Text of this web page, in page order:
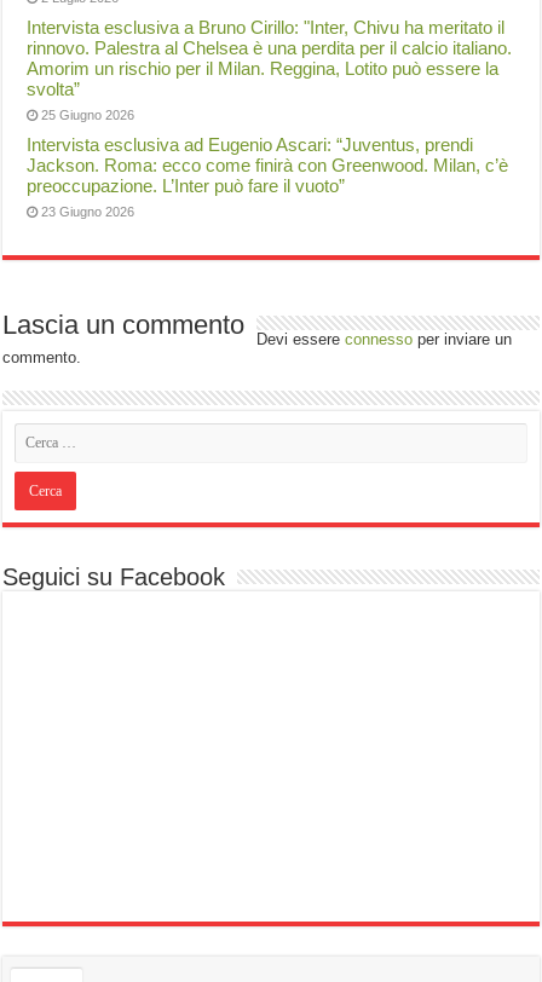
Intervista esclusiva a Bruno Cirillo: "Inter, Chivu ha meritato il
rinnovo. Palestra al Chelsea è una perdita per il calcio italiano.
Amorim un rischio per il Milan. Reggina, Lotito può essere la
svolta”
25 Giugno 2026
Intervista esclusiva ad Eugenio Ascari: “Juventus, prendi
Jackson. Roma: ecco come finirà con Greenwood. Milan, c’è
preoccupazione. L’Inter può fare il vuoto”
23 Giugno 2026
Lascia un commento Devi essereconnesso per inviare un
commento.
Seguici su Facebook